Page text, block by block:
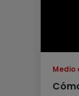
Medio